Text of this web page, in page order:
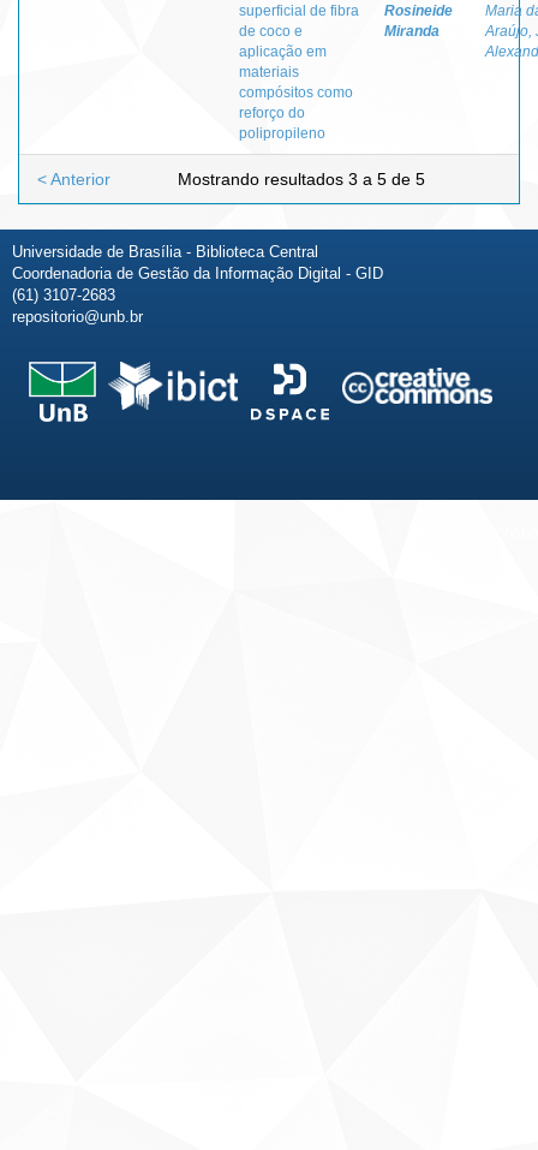
superficial de fibra
de coco e
aplicação em
materiais
compósitos como
reforço do
polipropileno
Rosineide
Miranda
Maria
Araújo,
Mostrando resultados 3 a 5 de 5
< Anterior
Universidade de Brasília - Biblioteca Central
Coordenadoria de Gestão da Informação Digital - GID
(61) 3107-2683
repositorio@unb.br